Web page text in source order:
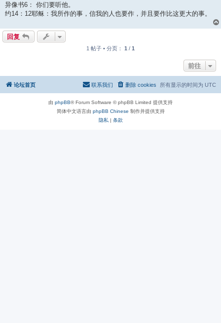
异像书6： 你们要听他。
约14：12耶稣：我所作的事，信我的人也要作，并且要作比这更大的事。
回复
1 帖子 • 分页： 1 / 1
前往
论坛首页 所有显示的时间为 UTC
删除 cookies
联系我们
由 phpBB® Forum Software © phpBB Limited 提供支持
简体中文语言由 phpBB Chinese 制作并提供支持
隐私 | 条款